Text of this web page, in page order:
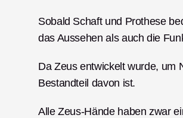
Sobald Schaft und Prothese
das Aussehen als auch die
Da Zeus entwickelt wurde, um
Bestandteil davon ist.
Alle Zeus-Hände haben zwar